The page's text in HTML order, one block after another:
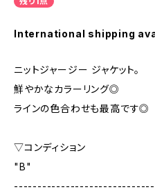
International shipping
ニットジャージー ジャケット。
鮮やかなカラーリング◎
ラインの色合わせも最高です◎
▽コンディション
"B"